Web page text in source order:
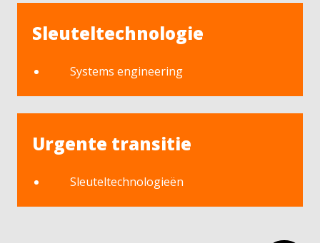
Sleuteltechnologie
Systems engineering
Urgente transitie
Sleuteltechnologieën